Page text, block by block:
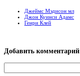
Джеймс Мэдисон мл
Джон Куинси Адамс
Генри Клей
Добавить комментарий